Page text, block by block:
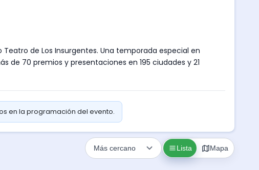
de Los Insurgentes. Una temporada especial en
70 premios y presentaciones en 195 ciudades y 21
en la programación del evento.
Lista Mapa